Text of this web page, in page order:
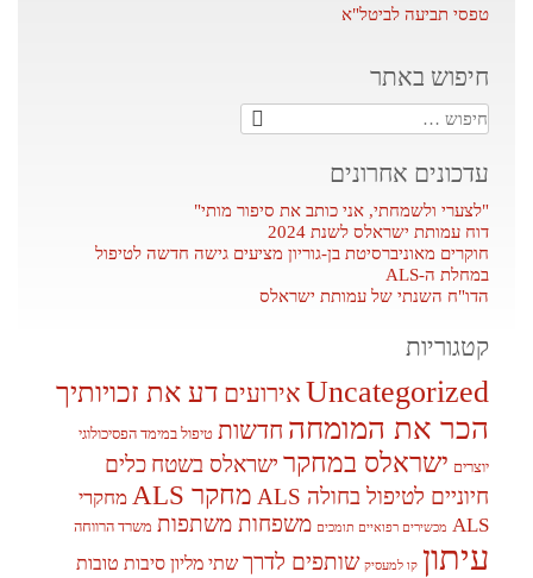
טפסי תביעה לביטל"א
חיפוש באתר
חיפוש:
עדכונים אחרונים
"לצערי ולשמחתי, אני כותב את סיפור מותי"
דוח עמותת ישראלס לשנת 2024
חוקרים מאוניברסיטת בן-גוריון מציעים גישה חדשה לטיפול
במחלת ה-ALS
הדו"ח השנתי של עמותת ישראלס
קטגוריות
Uncategorized אירועים דע את זכויותיך
הכר את המומחה חדשות טיפול במימד הפסיכולוגי
יוצרים ישראלס במחקר ישראלס בשטח כלים
חיוניים לטיפול בחולה ALS
מחקר ALS
מחקרי
ALS מכשירים רפואיים תומכים משפחות משתפות משרד הרווחה
עיתון קו למעסיק שותפים לדרך שתי מליון סיבות טובות